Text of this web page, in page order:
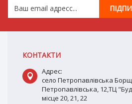
КОНТАКТИ
Адрес:
село Петропавлівська
Петропавлівська, 12,ТЦ
місце 20, 21, 22